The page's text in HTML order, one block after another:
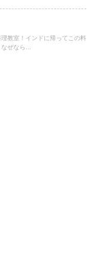
教室！インドに帰ってこの料
ぜなら...